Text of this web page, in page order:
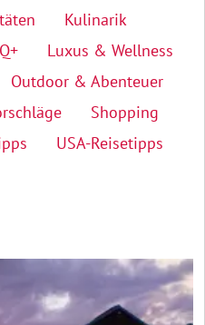
Kulinarik
Luxus & Wellness
Outdoor & Abenteuer
Shopping
USA-Reisetipps